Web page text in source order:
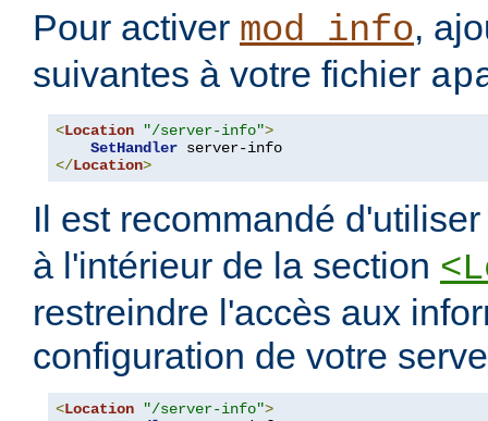
Pour activer mod_info,
suivantes à votre fichier
<Location "/server-info">
SetHandler
</Location>
Il est recommandé
à l'intérieur de la section
restreindre l'accès aux
configuration de votre
<Location "/server-info">